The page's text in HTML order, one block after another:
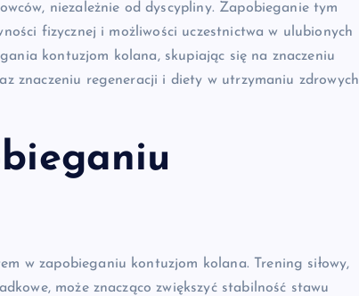
niezależnie od dyscypliny. Zapobieganie tym
fizycznej i możliwości uczestnictwa w ulubionych
kontuzjom kolana, skupiając się na znaczeniu
znaczeniu regeneracji i diety w utrzymaniu zdrowych
w zapobieganiu kontuzjom kolana. Trening siłowy,
może znacząco zwiększyć stabilność stawu